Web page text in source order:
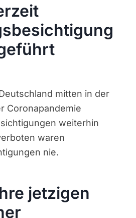
mitten in der
Coronapandemie
weiterhin
waren
nie.
jetzigen